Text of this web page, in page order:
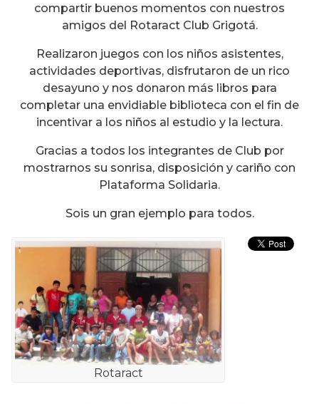
compartir buenos momentos con nuestros
amigos del Rotaract Club Grigotá.
Realizaron juegos con los niños asistentes,
actividades deportivas, disfrutaron de un rico
desayuno y nos donaron más libros para
completar una envidiable biblioteca con el fin de
incentivar a los niños al estudio y la lectura.
Gracias a todos los integrantes de Club por
mostrarnos su sonrisa, disposición y cariño con
Plataforma Solidaria.
Sois un gran ejemplo para todos.
Rotaract